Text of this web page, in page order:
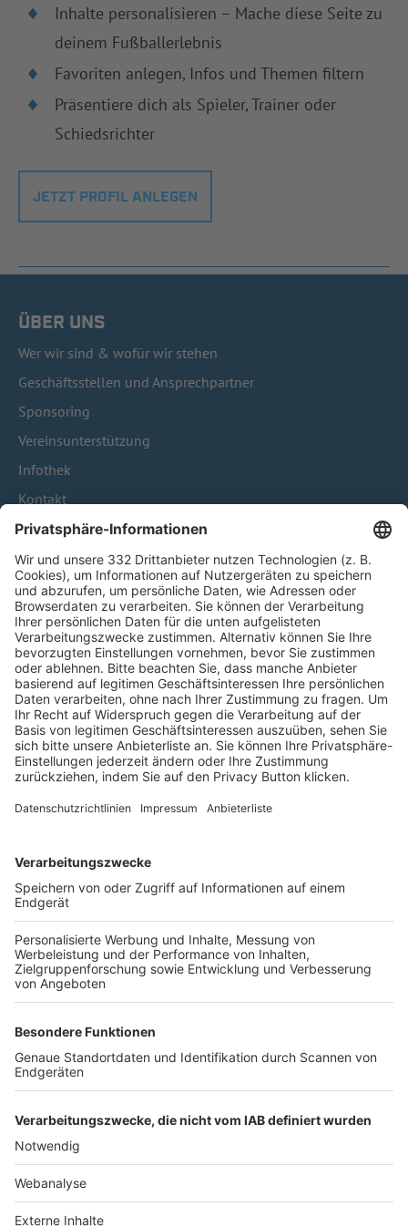
Inhalte personalisieren – Mache diese Seite zu
deinem Fußballerlebnis
Favoriten anlegen, Infos und Themen filtern
Präsentiere dich als Spieler, Trainer oder
Schiedsrichter
JETZT PROFIL ANLEGEN
ÜBER UNS
Wer wir sind & wofür wir stehen
Geschäftsstellen und Ansprechpartner
Sponsoring
Vereinsunterstützung
Infothek
Kontakt
HÄUFIG BESUCHTE SEITEN
Pässe und Vereinswechsel
Trainerausbildung
Schulungsangebot Vereinsmitarbeiter
BFV-Geschäftsstellen
Trainerbörse
Login SpielPlus
FOLGE DEM BFV
TOP-VEREINE
TOP-PARTNER
Nutzungsbedingungen Datenschutz Impressum